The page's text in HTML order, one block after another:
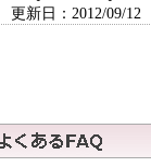
更新日：2012/09/12